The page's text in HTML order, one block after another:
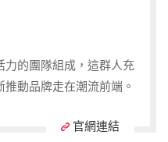
的團隊組成，這群人充
動品牌走在潮流前端。
官網連結